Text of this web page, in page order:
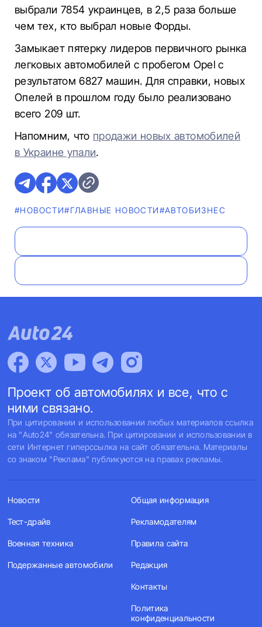
выбрали 7854 украинцев, в 2,5 раза больше
чем тех, кто выбрал новые Форды.
Замыкает пятерку лидеров первичного рынка
легковых автомобилей с пробегом Opel с
результатом 6827 машин. Для справки, новых
Опелей в прошлом году было реализовано
всего 209 шт.
Напомним, что продажи новых автомобилей
в Украине упали.
#НОВОСТИ#ГЛАВНЫЕ НОВОСТИ#AВТОБИЗНЕС
Проект об автомобилях и все, что с
ними связано.
При цитировании и использовании любых материалов ссылка
на "Auto24" обязательна. При цитировании и использовании в
сети Интернет гиперссылка на сайт обязательна. Материалы
со знаком "Реклама" публикуются на правах рекламы.
Новости
Тест-драйв
Военная техника
Подержанные автомобили
Общая информация
Рекламодателям
Правила сайта
Редакция
Контакты
Политика
конфиденциальности